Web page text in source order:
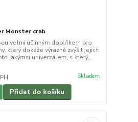
Monster crab
velmi účinným doplňkem pro
který dokáže výrazně zvýšit jejich
jakýmsi univerzálem, s který...
Skladem
Přidat do košíku